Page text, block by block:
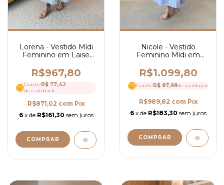
Lorena - Vestido Mídi
Feminino em Laise
Manga Curta Elegante
- 4262
R$967,80
Ganhe R$ 77,42
de cashback
R$871,02 com Pix
6 x de R$161,30 sem juros
COMPRAR
Nicole - Vestido
Feminino Mídi em
Floral com Cinto
Elegante e Mangas
Curtas - Ref 4270
R$1.099,80
Ganhe R$ 87,98de cashback
R$989,82 com Pix
6 x de R$183,30 sem juros
COMPRAR